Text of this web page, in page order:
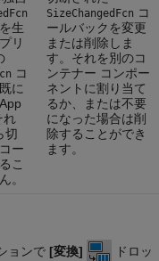
生
リ
コ
に
れ
切
ー
こ
。
SizeChangedFcn コ
ールバックを変更
または削除しま
す。それを別のコ
ンテナー コンポー
ネントに割り当て
るか、または不要
になった場合は削
除することができ
ます。
ョンで [変換]
ドロッ